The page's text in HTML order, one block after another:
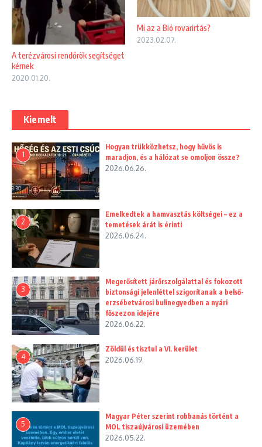
A terézvárosi rendőrök segítséget
kérnek
2020.01.20.
Mi az a Bió rovarirtás?
2023.02.07.
Kiemelt
1
Hogyan trükközhetsz, hogy hűvös is
maradjon, és a hálózat se omoljon össze?
2026.06.26.
2
Emelkedtek a hamvasztás költségei – ez a
temetések árát is érinti
2026.06.24.
3
Megerősített járőrszolgálattal és fokozott
biztonsági jelenléttel szigorítanak a belső-
erzsébetvárosi bulinegyedben a nyári
főszezon idejére
2026.06.22.
4
Zöldül és tisztul a VI. kerület
2026.06.19.
5
Magyar Péter szerint robbanás történt a
MOL tiszaújvárosi üzemében
2026.05.22.